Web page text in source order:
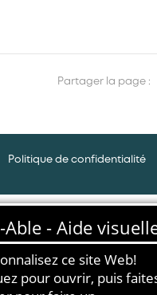
Partager la page :
Politique de confidentialité